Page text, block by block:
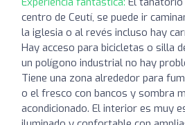
centro de Ceutí, se puede ir
la iglesia o al revés incluso hay
Hay acceso para bicicletas o silla
un polígono industrial no hay
Tiene una zona alrededor para
o el fresco con bancos y sombra
acondicionado. El interior es muy